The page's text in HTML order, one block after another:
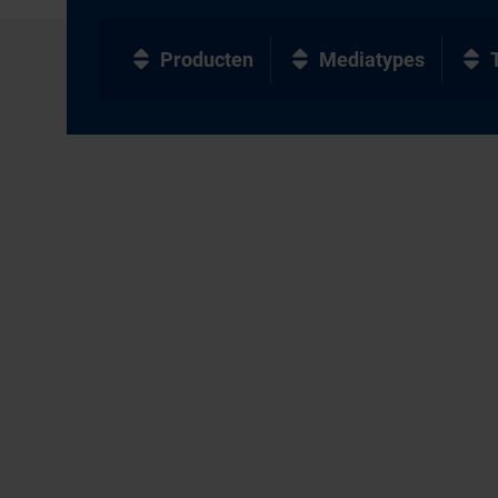
Producten Mediatypes